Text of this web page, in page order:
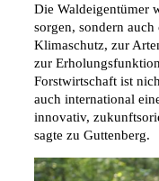
Die Waldeigentümer
sorgen, sondern
Klimaschutz, zur
zur
Forstwirtschaft ist
auch international
innovativ,
sagte zu Guttenberg.